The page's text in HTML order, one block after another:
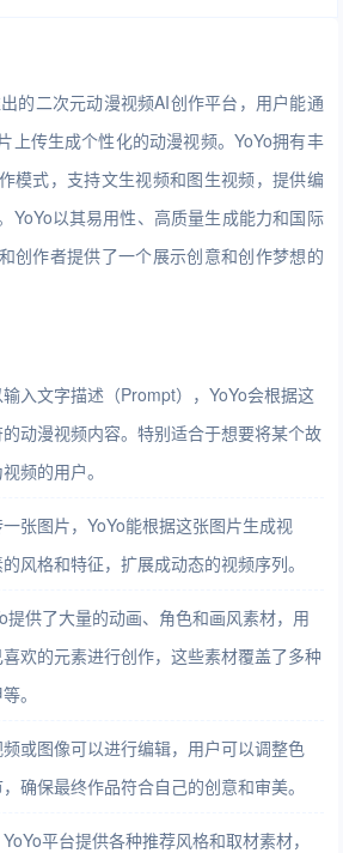
的二次元动漫视频AI创作平台，用户能通
上传生成个性化的动漫视频。YoYo拥有丰
模式，支持文生视频和图生视频，提供编
YoYo以其易用性、高质量生成能力和国际
创作者提供了一个展示创意和创作梦想的
入文字描述（Prompt），YoYo会根据这
动漫视频内容。特别适合于想要将某个故
频的用户。
张图片，YoYo能根据这张图片生成视
风格和特征，扩展成动态的视频序列。
提供了大量的动画、角色和画风素材，用
欢的元素进行创作，这些素材覆盖了多种
。
或图像可以进行编辑，用户可以调整色
确保最终作品符合自己的创意和审美。
YoYo平台提供各种推荐风格和取材素材，